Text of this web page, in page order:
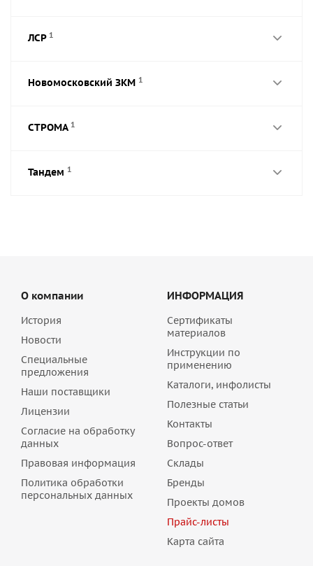
ЛСР 1
Новомосковский ЗКМ 1
СТРОМА 1
Тандем 1
О компании
История
Новости
Специальные
предложения
Наши поставщики
Лицензии
Согласие на обработку
данных
Правовая информация
Политика обработки
персональных данных
ИНФОРМАЦИЯ
Сертификаты
материалов
Инструкции по
применению
Каталоги, инфолисты
Полезные статьи
Контакты
Вопрос-ответ
Склады
Бренды
Проекты домов
Прайс-листы
Карта сайта